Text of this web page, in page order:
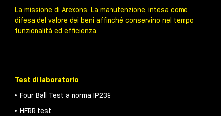
La missione di Arexons: La manutenzione, intesa come
difesa del valore dei beni affinché conservino nel tempo
funzionalità ed efficienza.
Test di laboratorio
Four Ball Test a norma IP239
HFRR test